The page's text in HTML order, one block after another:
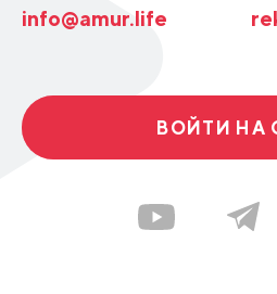
info@amur.life
ВОЙТИ НА